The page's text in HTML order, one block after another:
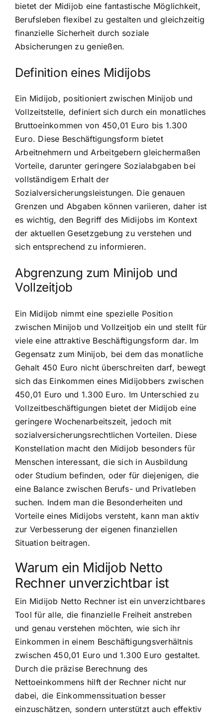
bietet der Midijob eine fantastische Möglichkeit,
Berufsleben flexibel zu gestalten und gleichzeitig
finanzielle Sicherheit durch soziale
Absicherungen zu genießen.
Definition eines Midijobs
Ein Midijob, positioniert zwischen Minijob und
Vollzeitstelle, definiert sich durch ein monatliches
Bruttoeinkommen von 450,01 Euro bis 1.300
Euro. Diese Beschäftigungsform bietet
Arbeitnehmern und Arbeitgebern gleichermaßen
Vorteile, darunter geringere Sozialabgaben bei
vollständigem Erhalt der
Sozialversicherungsleistungen. Die genauen
Grenzen und Abgaben können variieren, daher ist
es wichtig, den Begriff des Midijobs im Kontext
der aktuellen Gesetzgebung zu verstehen und
sich entsprechend zu informieren.
Abgrenzung zum Minijob und
Vollzeitjob
Ein Midijob nimmt eine spezielle Position
zwischen Minijob und Vollzeitjob ein und stellt für
viele eine attraktive Beschäftigungsform dar. Im
Gegensatz zum Minijob, bei dem das monatliche
Gehalt 450 Euro nicht überschreiten darf, bewegt
sich das Einkommen eines Midijobbers zwischen
450,01 Euro und 1.300 Euro. Im Unterschied zu
Vollzeitbeschäftigungen bietet der Midijob eine
geringere Wochenarbeitszeit, jedoch mit
sozialversicherungsrechtlichen Vorteilen. Diese
Konstellation macht den Midijob besonders für
Menschen interessant, die sich in Ausbildung
oder Studium befinden, oder für diejenigen, die
eine Balance zwischen Berufs- und Privatleben
suchen. Indem man die Besonderheiten und
Vorteile eines Midijobs versteht, kann man aktiv
zur Verbesserung der eigenen finanziellen
Situation beitragen.
Warum ein Midijob Netto
Rechner unverzichtbar ist
Ein Midijob Netto Rechner ist ein unverzichtbares
Tool für alle, die finanzielle Freiheit anstreben
und genau verstehen möchten, wie sich ihr
Einkommen in einem Beschäftigungsverhältnis
zwischen 450,01 Euro und 1.300 Euro gestaltet.
Durch die präzise Berechnung des
Nettoeinkommens hilft der Rechner nicht nur
dabei, die Einkommenssituation besser
einzuschätzen, sondern unterstützt auch effektiv